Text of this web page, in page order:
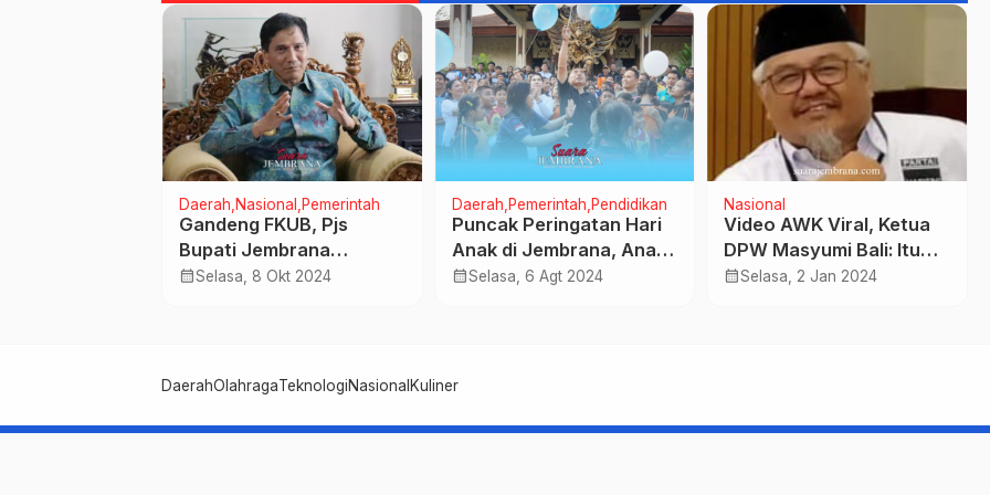
Daerah Nasional Pemerintah
Gandeng FKUB, Pjs
Bupati Jembrana
Tegaskan Netralitas ASN
calendar_monthSelasa, 8 Okt 2024
Daerah Pemerintah Pendidikan
Puncak Peringatan Hari
Anak di Jembrana, Anak
Terlindungi, Jembrana
calendar_monthSelasa, 6 Agt 2024
Nasional
Video AWK Viral, Ketua
DPW Masyumi Bali: Itu
Rasis dan Pemecah
calendar_monthSelasa, 2 Jan 2024
DaerahOlahragaTeknologiNasional Kuliner